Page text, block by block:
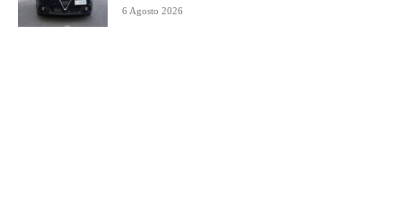
6 Agosto 2026